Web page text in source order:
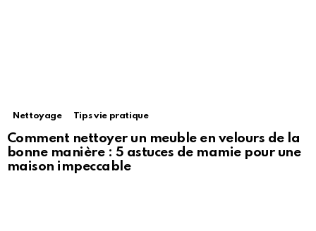
Nettoyage Tips vie pratique
Comment nettoyer un meuble en velours de la
bonne manière : 5 astuces de mamie pour une
maison impeccable